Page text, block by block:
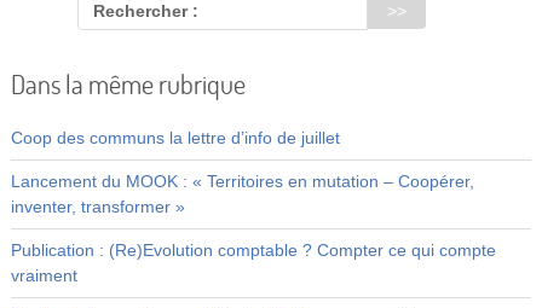
Rechercher :
Dans la même rubrique
Coop des communs la lettre d’info de juillet
Lancement du MOOK : « Territoires en mutation – Coopérer,
inventer, transformer »
Publication : (Re)Evolution comptable ? Compter ce qui compte
vraiment